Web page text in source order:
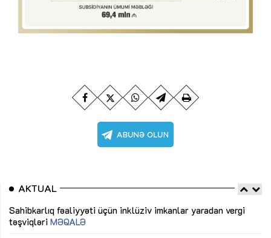
AKTUAL
Sahibkarlıq fəaliyyəti üçün inklüziv imkanlar yaradan vergi
təşviqləri MƏQALƏ